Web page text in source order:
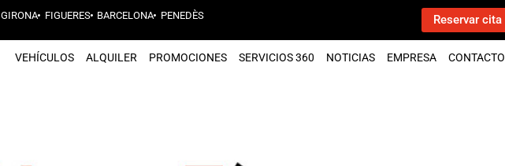
GIRONA FIGUERES BARCELONA PENEDÈS Reservar cita
VEHÍCULOS ALQUILER PROMOCIONES SERVICIOS 360 NOTICIAS EMPRESA CONTACTO